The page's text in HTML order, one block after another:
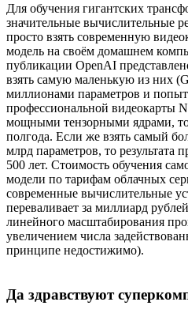
Для обучения гигантских
значительные вычислительные
просто взять современную
модель на своём домашнем
публикации OpenAI
взять самую маленькую из них
миллионами параметров и
профессиональной видеокарты
мощными тензорными ядрами,
полгода. Если же взять самый
млрд параметров, то результата
500 лет. Стоимость обучения
модели по тарифам облачных
современные вычислительные
переваливает за миллиард
линейного масштабирования
увеличением числа
принципе недостижимо).
Да здравствуют